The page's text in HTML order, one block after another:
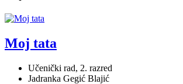
Moj tata
Učenički rad, 2. razred
Jadranka Gegić Blajić